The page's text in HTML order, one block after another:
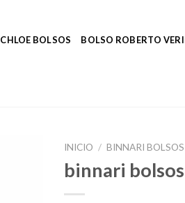
CHLOE BOLSOS BOLSO ROBERTO
INICIO / BINNARI BOLSOS
binnari bolsos